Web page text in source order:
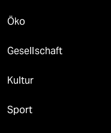
Öko
Gesellschaft
Kultur
Sport